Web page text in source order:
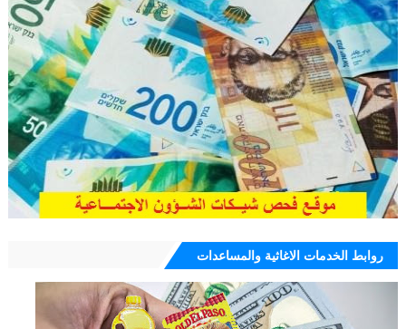
روابط الخدمات الاغاثية والمساعدات